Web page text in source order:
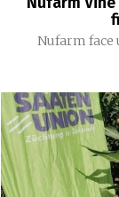
Nufarm